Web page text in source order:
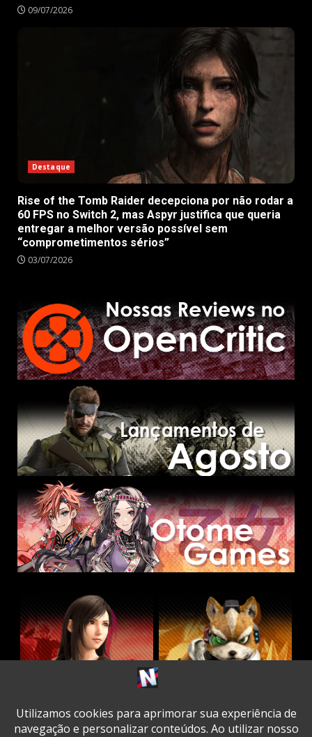
09/07/2026
Destaque
Rise of the Tomb Raider decepciona por não rodar a
60 FPS no Switch 2, mas Aspyr justifica que queria
entregar a melhor versão possível sem
“comprometimentos sérios”
03/07/2026